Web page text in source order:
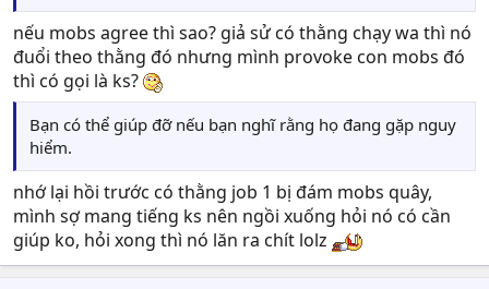
nếu mobs agree thì sao? giả sử có thằng chạy wa thì nó
đuổi theo thằng đó nhưng mình provoke con mobs đó
thì có gọi là ks?
Bạn có thể giúp đỡ nếu bạn nghĩ rằng họ đang gặp nguy
hiểm.
nhớ lại hồi trước có thằng job 1 bị đám mobs quây,
mình sợ mang tiếng ks nên ngồi xuống hỏi nó có cần
giúp ko, hỏi xong thì nó lăn ra chít lolz